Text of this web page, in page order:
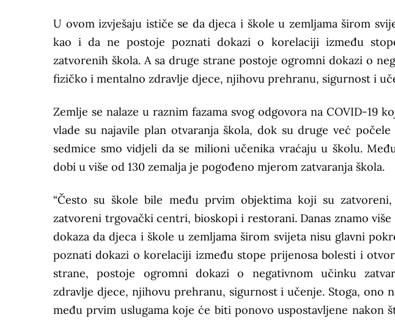
U ovom izvješaju ističe se da djeca i škole u zemljama širom
kao i da ne postoje poznati dokazi o korelaciji između
zatvorenih škola. A sa druge strane postoje ogromni dokazi o
fizičko i mentalno zdravlje djece, njihovu prehranu, sigurnost i
Zemlje se nalaze u raznim fazama svog odgovora na COVID-19
vlade su najavile plan otvaranja škola, dok su druge već
sedmice smo vidjeli da se milioni učenika vraćaju u školu.
dobi u više od 130 zemalja je pogođeno mjerom zatvaranja škola.
“Često su škole bile među prvim objektima koji su
zatvoreni trgovački centri, bioskopi i restorani. Danas znamo
dokaza da djeca i škole u zemljama širom svijeta nisu glavni
poznati dokazi o korelaciji između stope prijenosa bolesti i
strane, postoje ogromni dokazi o negativnom učinku
zdravlje djece, njihovu prehranu, sigurnost i učenje. Stoga, ono
među prvim uslugama koje će biti ponovo uspostavljene nakon